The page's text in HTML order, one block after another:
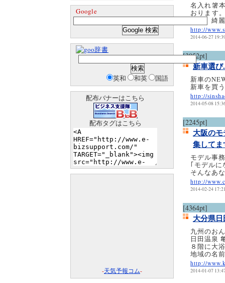
名入れ箸
おります
など、綺
http://
2014-06-27
[3052pt]
新車選
新車の
新車を買
http://
2014-05-08
[2245pt]
大阪の
集して
モデル事
｢モデル
そんなあ
http://
2014-02-24
[4364pt]
大分県
九州のお
日田温泉
８階に大
地域の名
http://
2014-01-07
Google
辞書
英和 和英 国語
配布バナーはこちら
配布タグはこちら
-天気予報コム-